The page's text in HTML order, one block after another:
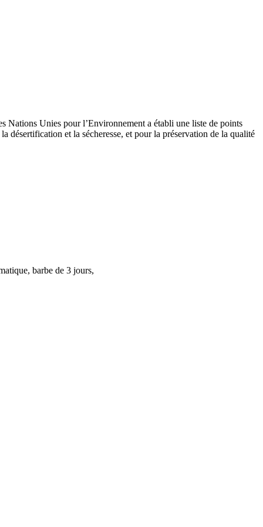
Nations Unies pour l’Environnement a établi une liste de points
désertification et la sécheresse, et pour la préservation de la qualité
barbe de 3 jours,